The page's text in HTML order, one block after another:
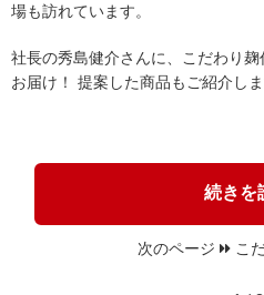
場も訪れています。
社長の秀島健介さんに、こだわり
お届け！ 提案した商品もご紹介しま
続きを
次のページ こ